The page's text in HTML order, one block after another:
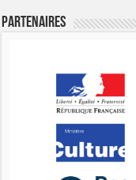
Partenaires